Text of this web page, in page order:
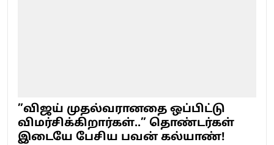
”விஜய் முதல்வரானதை ஒப்பிட்டு
விமர்சிக்கிறார்கள்..” தொண்டர்கள்
இடையே பேசிய பவன் கல்யாண்!